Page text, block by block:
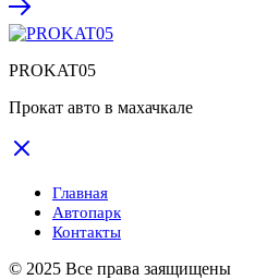
PROKAT05
Прокат авто в махачкале
Главная
Автопарк
Контакты
© 2025 Все права заящищены